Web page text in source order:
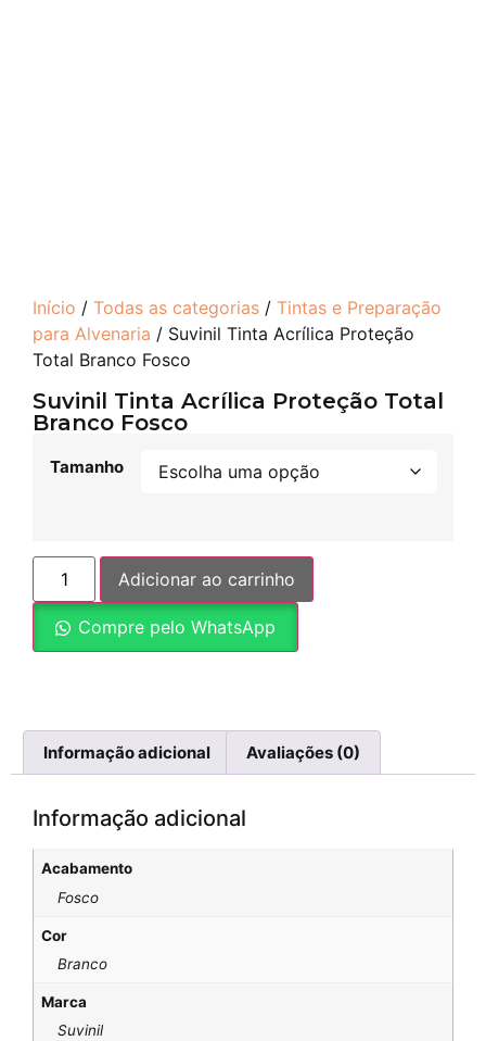
Início / Todas as categorias / Tintas e Preparação
para Alvenaria / Suvinil Tinta Acrílica Proteção
Total Branco Fosco
Suvinil Tinta Acrílica Proteção Total
Branco Fosco
Tamanho
Adicionar ao carrinho
Compre pelo WhatsApp
Informação adicional Avaliações (0)
Informação adicional
Acabamento
Fosco
Cor
Branco
Marca
Suvinil